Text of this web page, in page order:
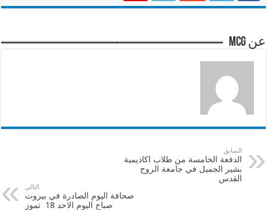
عن mcg
السابق
الدفعة الخامسة من طلاب اكاديمية
بشير الجميل في جامعة الروح
القدس
التالي
صحافة اليوم الصادرة في بيروت
صباح اليوم الاحد 18 تموز